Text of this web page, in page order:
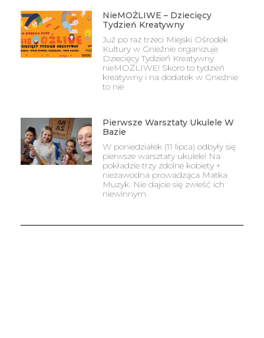
NieMOŻLIWE – Dziecięcy
Tydzień Kreatywny
Już po raz trzeci Miejski Ośrodek
Kultury w Gnieźnie organizuje
Dziecięcy Tydzień Kreatywny
nieMOŻLIWE! Skoro to tydzień
kreatywny i na dodatek w Gnieźnie
to nie
Pierwsze Warsztaty Ukulele W
Bazie
W poniedziałek (11 lipca) odbyły się
pierwsze warsztaty ukulele! Na
pokładzie trzy zdolne kobiety +
niezawodna prowadząca Matka
Muzyk. Nie dajcie się zwieść ich
niewinnym